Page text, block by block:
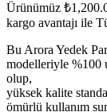
Ürünümüz ₺
kargo avantajı ile
Bu Arora Yedek
modelleriyle %100
olup,
yüksek kalite
ömürlü kullanım